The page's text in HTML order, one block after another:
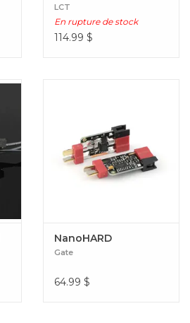
LCT
En rupture de stock
114.99 $
NanoHARD
Gate
64.99 $